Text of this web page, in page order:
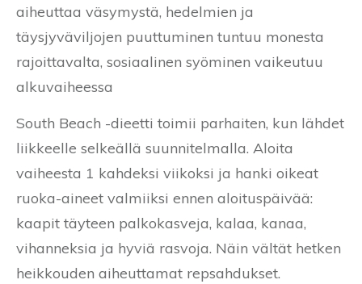
aiheuttaa väsymystä, hedelmien ja
täysjyväviljojen puuttuminen tuntuu monesta
rajoittavalta, sosiaalinen syöminen vaikeutuu
alkuvaiheessa
South Beach -dieetti toimii parhaiten, kun lähdet
liikkeelle selkeällä suunnitelmalla. Aloita
vaiheesta 1 kahdeksi viikoksi ja hanki oikeat
ruoka-aineet valmiiksi ennen aloituspäivää:
kaapit täyteen palkokasveja, kalaa, kanaa,
vihanneksia ja hyviä rasvoja. Näin vältät hetken
heikkouden aiheuttamat repsahdukset.